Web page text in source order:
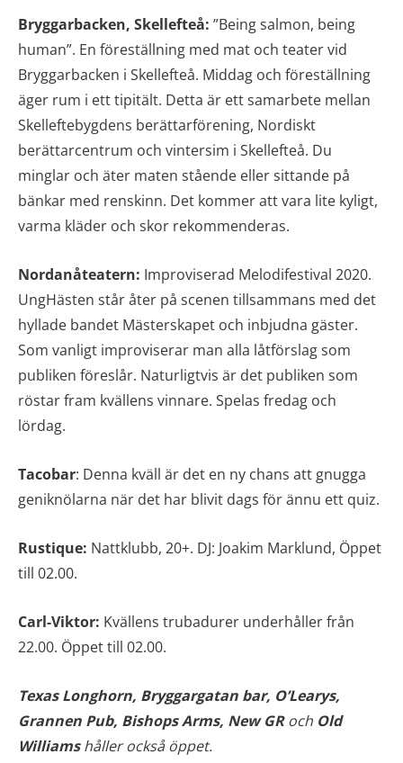
Bryggarbacken, Skellefteå: ”Being salmon, being
human”. En föreställning med mat och teater vid
Bryggarbacken i Skellefteå. Middag och föreställning
äger rum i ett tipitält. Detta är ett samarbete mellan
Skelleftebygdens berättarförening, Nordiskt
berättarcentrum och vintersim i Skellefteå. Du
minglar och äter maten stående eller sittande på
bänkar med renskinn. Det kommer att vara lite kyligt,
varma kläder och skor rekommenderas.
Nordanåteatern: Improviserad Melodifestival 2020.
UngHästen står åter på scenen tillsammans med det
hyllade bandet Mästerskapet och inbjudna gäster.
Som vanligt improviserar man alla låtförslag som
publiken föreslår. Naturligtvis är det publiken som
röstar fram kvällens vinnare. Spelas fredag och
lördag.
Tacobar: Denna kväll är det en ny chans att gnugga
geniknölarna när det har blivit dags för ännu ett quiz.
Rustique: Nattklubb, 20+. DJ: Joakim Marklund, Öppet
till 02.00.
Carl-Viktor: Kvällens trubadurer underhåller från
22.00. Öppet till 02.00.
Texas Longhorn, Bryggargatan bar, O’Learys,
Grannen Pub, Bishops Arms, New GRoch Old
Williamshåller också öppet.